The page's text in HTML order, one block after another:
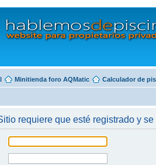
Minitienda foro AQMatic Calculador de
requiere que esté registrado y